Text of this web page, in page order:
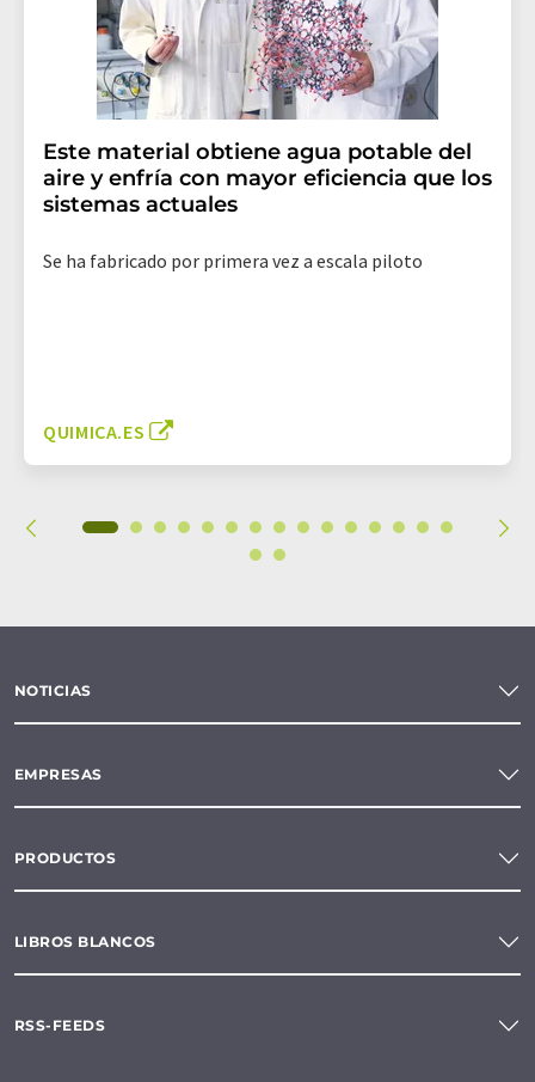
Este material obtiene agua potable del
aire y enfría con mayor eficiencia que los
sistemas actuales
Se ha fabricado por primera vez a escala piloto
QUIMICA.ES
NOTICIAS
EMPRESAS
PRODUCTOS
LIBROS BLANCOS
RSS-FEEDS